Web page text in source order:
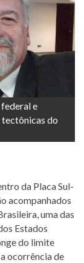
e
tectônicas do
da Placa Sul-
acompanhados
uma das
Estados
do limite
ocorrência de